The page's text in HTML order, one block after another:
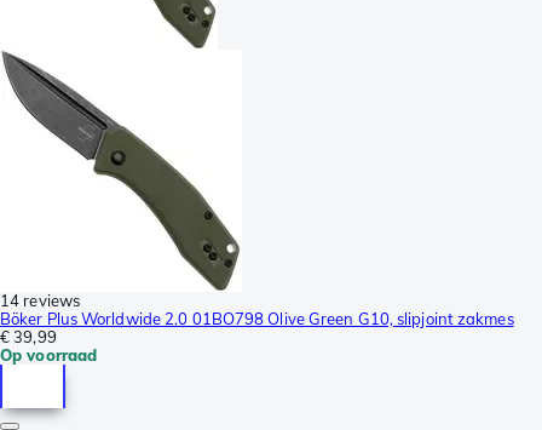
14 reviews
Böker Plus Worldwide 2.0 01BO798 Olive Green G10, slipjoint zakmes
€ 39,99
Op voorraad